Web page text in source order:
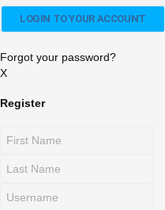
Forgot your password?
X
Register